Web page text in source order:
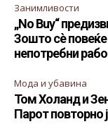
Занимливости
„No Buy“
Зошто сè повеќе
непотребни
Мода и убавина
Том Холанд и
Парот повторно